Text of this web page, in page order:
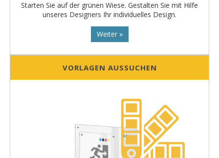
Starten Sie auf der grünen Wiese. Gestalten Sie mit Hilfe
unseres Designers Ihr individuelles Design.
Weiter »
VORLAGEN AUSSUCHEN